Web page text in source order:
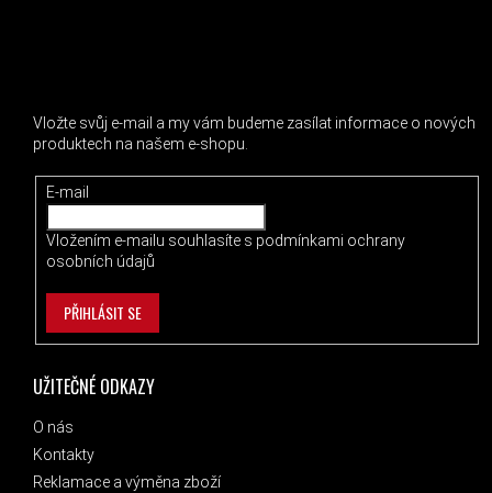
UŽITEČNÉ ODKAZY
O nás
Kontakty
Reklamace a výměna zboží
Vložte svůj e-mail a my vám budeme zasílat informace o nových
produktech na našem e-shopu.
E-mail
Vložením e-mailu souhlasíte s podmínkami ochrany
osobních údajů
PŘIHLÁSIT SE